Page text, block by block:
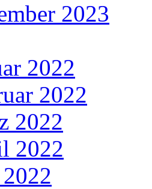
2023
2022
2022
2022
2022